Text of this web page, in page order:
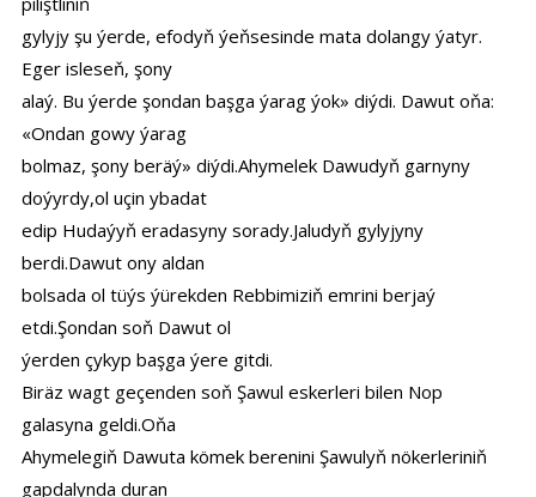
gylyjy şu ýerde, efodyň ýeňsesinde mata dolangy ýatyr.
Eger isleseň, şony
alaý. Bu ýerde şondan başga ýarag ýok» diýdi. Dawut oňa:
«Ondan gowy ýarag
bolmaz, şony beräý» diýdi.Ahymelek Dawudyň garnyny
doýyrdy,ol uçin ybadat
edip Hudaýyň eradasyny sorady.Jaludyň gylyjyny
berdi.Dawut ony aldan
bolsada ol tüýs ýürekden Rebbimiziň emrini berjaý
etdi.Şondan soň Dawut ol
ýerden çykyp başga ýere gitdi.
Biräz wagt geçenden soň Şawul eskerleri bilen Nop
galasyna geldi.Oňa
Ahymelegiň Dawuta kömek berenini Şawulyň nökerleriniň
gapdalynda duran